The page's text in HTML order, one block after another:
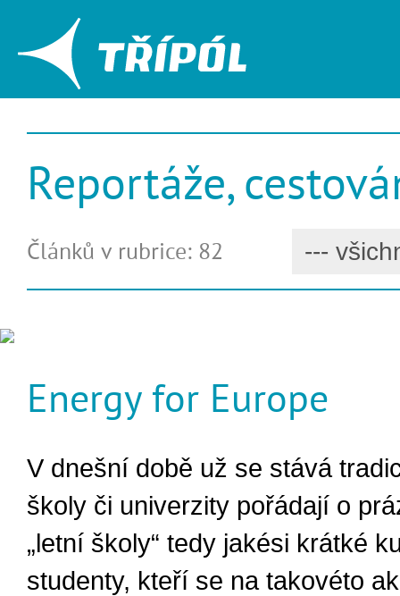
Reportáže,
Článků v rubrice: 82
Energy for Europe
V dnešní době už se stává
školy či univerzity pořádají o
„letní školy“ tedy jakési krátké
studenty, kteří se na takovéto